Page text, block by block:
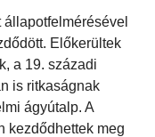
Előkerültek
a 19. századi
is ritkaságnak
ágyútalp. A
kezdődhettek meg